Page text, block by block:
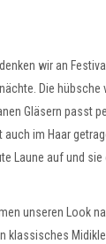
wir an
Die hübsche
Gläsern passt
im Haar
Laune auf und
unseren Look
klassisches